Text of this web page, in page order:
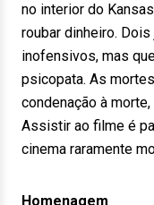
no interior do
roubar dinheiro.
inofensivos, mas
psicopata. As
condenação à
Assistir ao filme é
cinema raramente
Homenagem